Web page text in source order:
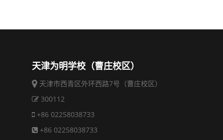
天津为明学校（曹庄校区）
天津市西青区外环西路7号（曹庄校区）
300112
+86 02258038733
+86 02258038733